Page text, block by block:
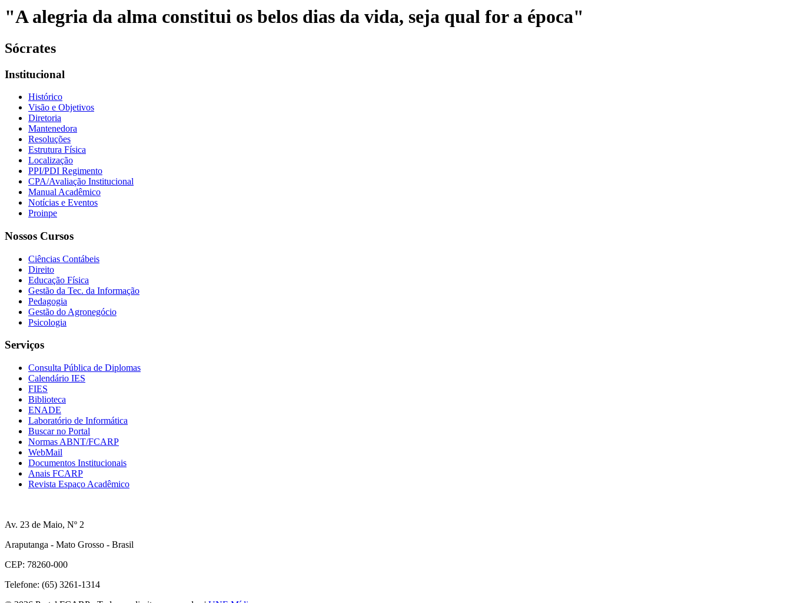
"A alegria da alma constitui os belos dias da vida, seja qual for a época"
Sócrates
Institucional
Histórico
Visão e Objetivos
Diretoria
Mantenedora
Resoluções
Estrutura Física
Localização
PPI/PDI Regimento
CPA/Avaliação Institucional
Manual Acadêmico
Notícias e Eventos
Proinpe
Nossos Cursos
Ciências Contábeis
Direito
Educação Física
Gestão da Tec. da Informação
Pedagogia
Gestão do Agronegócio
Psicologia
Serviços
Consulta Pública de Diplomas
Calendário IES
FIES
Biblioteca
ENADE
Laboratório de Informática
Buscar no Portal
Normas ABNT/FCARP
WebMail
Documentos Institucionais
Anais FCARP
Revista Espaço Acadêmico
Av. 23 de Maio, Nº 2
Araputanga - Mato Grosso - Brasil
CEP: 78260-000
Telefone: (65) 3261-1314